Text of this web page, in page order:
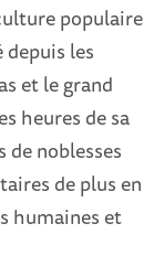
populaire
depuis les
et le grand
heures de sa
de noblesses
de plus en
humaines et